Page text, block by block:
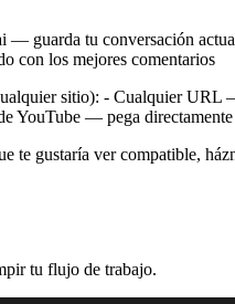
— guarda tu conversación
con los mejores comentarios
sitio): - Cualquier
YouTube — pega
te gustaría ver compatible,
tu flujo de trabajo.